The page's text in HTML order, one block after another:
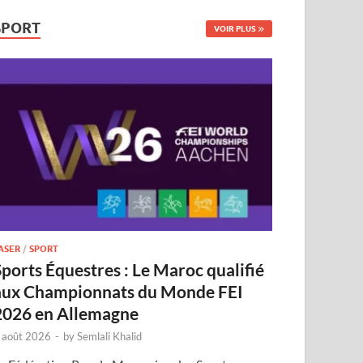
VOIR PLUS
/SPORT
Équestres : Le Maroc qualifié
Championnats du Monde FEI
en Allemagne
2026 - bySemlali Khalid